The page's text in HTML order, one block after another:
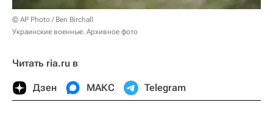
© AP Photo / Ben Birchall
Украинские военные. Архивное фото
Читать ria.ru в
Дзен МАКС Telegram